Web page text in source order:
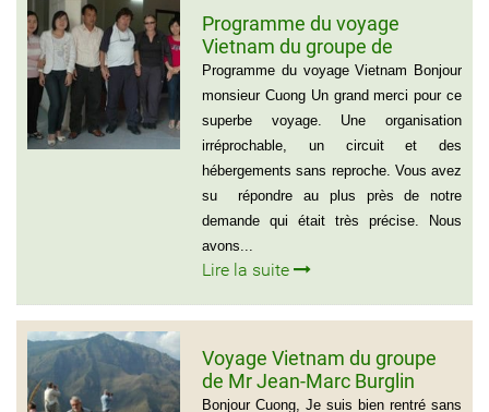
Programme du voyage
Vietnam du groupe de
madame et Mr Jean Marie
Cannac
Programme du voyage Vietnam Bonjour
monsieur Cuong Un grand merci pour ce
superbe voyage. Une organisation
irréprochable, un circuit et des
hébergements sans reproche. Vous avez
su répondre au plus près de notre
demande qui était très précise. Nous
avons...
Lire la suite
Voyage Vietnam du groupe
de Mr Jean-Marc Burglin
(Groupe de 9 personnes)
Bonjour Cuong, Je suis bien rentré sans